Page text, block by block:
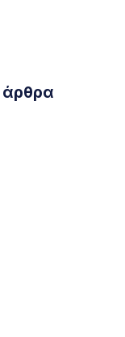
άρθρα